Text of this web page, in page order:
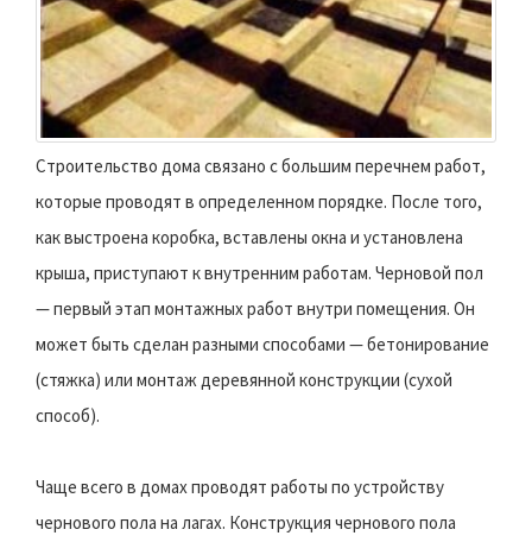
Строительство дома связано с большим перечнем работ,
которые проводят в определенном порядке. После того,
как выстроена коробка, вставлены окна и установлена
крыша, приступают к внутренним работам. Черновой пол
— первый этап монтажных работ внутри помещения. Он
может быть сделан разными способами — бетонирование
(стяжка) или монтаж деревянной конструкции (сухой
способ).
Чаще всего в домах проводят работы по устройству
чернового пола на лагах. Конструкция чернового пола